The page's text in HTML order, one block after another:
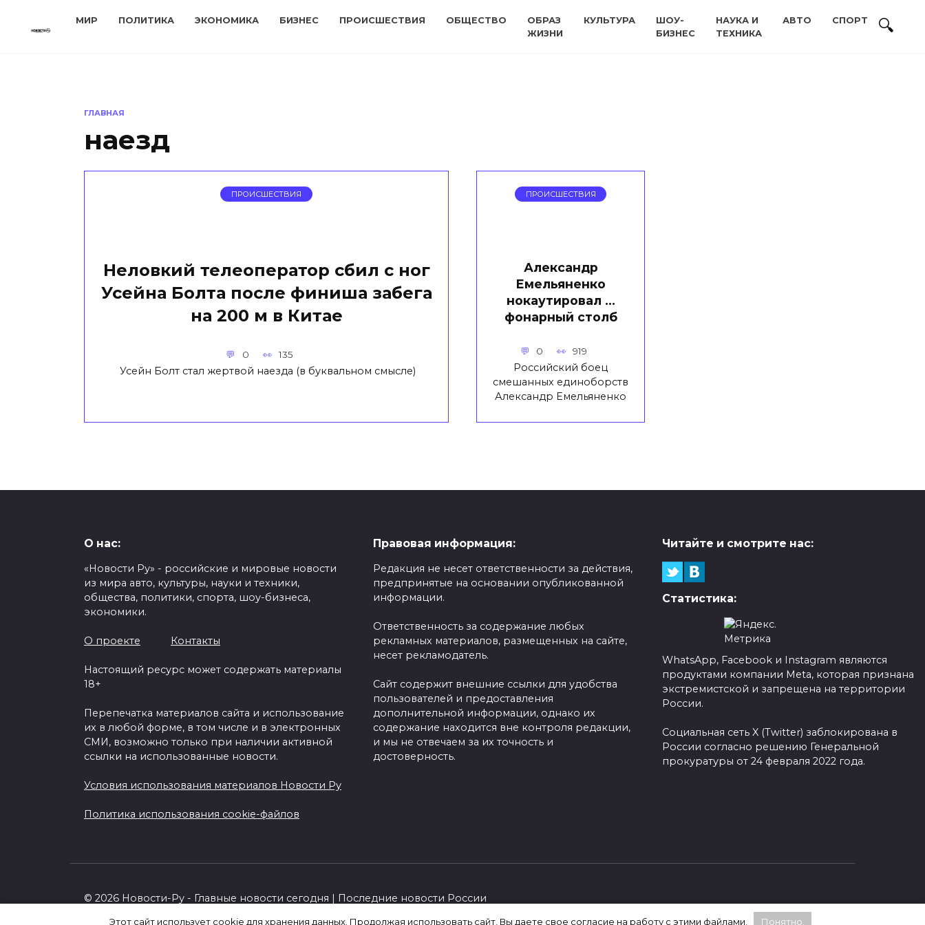
МИР ПОЛИТИКА ЭКОНОМИКА БИЗНЕС ПРОИСШЕСТВИЯ ОБЩЕСТВО
ОБРАЗ
ЖИЗНИ
КУЛЬТУРА
ШОУ-
БИЗНЕС
НАУКА И
ТЕХНИКА
АВТО СПОРТ
ГЛАВНАЯ
наезд
ПРОИСШЕСТВИЯ
Неловкий телеоператор сбил с ног
Усейна Болта после финиша забега
на 200 м в Китае
0 135
Усейн Болт стал жертвой наезда (в буквальном смысле)
ПРОИСШЕСТВИЯ
Александр
Емельяненко
нокаутировал …
фонарный столб
0 919
Российский боец
смешанных единоборств
Александр Емельяненко
О нас:
«Новости Ру» - российские и мировые новости
из мира авто, культуры, науки и техники,
общества, политики, спорта, шоу-бизнеса,
экономики.
О проекте Контакты
Настоящий ресурс может содержать материалы
18+
Перепечатка материалов сайта и использование
их в любой форме, в том числе и в электронных
СМИ, возможно только при наличии активной
ссылки на использованные новости.
Условия использования материалов Новости Ру
Политика использования cookie-файлов
Правовая информация:
Редакция не несет ответственности за действия,
предпринятые на основании опубликованной
информации.
Ответственность за содержание любых
рекламных материалов, размещенных на сайте,
несет рекламодатель.
Сайт содержит внешние ссылки для удобства
пользователей и предоставления
дополнительной информации, однако их
содержание находится вне контроля редакции,
и мы не отвечаем за их точность и
достоверность.
Читайте и смотрите нас:
Статистика:
WhatsApp, Facebook и Instagram являются
продуктами компании Meta, которая признана
экстремистской и запрещена на территории
России.
Социальная сеть X (Twitter) заблокирована в
России согласно решению Генеральной
прокуратуры от 24 февраля 2022 года.
© 2026 Новости-Ру - Главные новости сегодня | Последние новости России
Этот сайт использует cookie для хранения данных. Продолжая использовать сайт, Вы даете свое согласие на работу с этими файлами. Понятно.